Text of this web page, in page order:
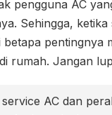
pengguna AC
Sehingga, ketika
pentingnya
rumah. Jangan
AC dan